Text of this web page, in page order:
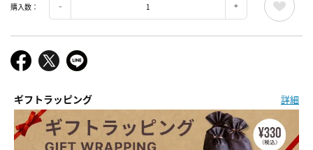
購入数：
ギフトラッピング 詳細